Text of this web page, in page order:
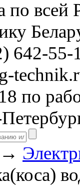
по всей
642-55-
по
→